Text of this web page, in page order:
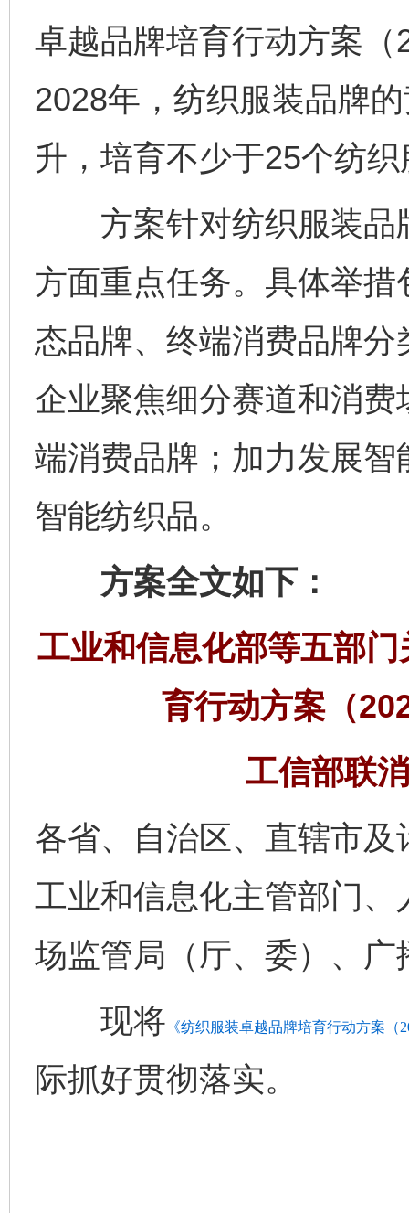
卓越品牌培育行动方案
2028年，纺织服装品牌
升，培育不少于25个纺
方案针对纺织服装品
方面重点任务。具体举
态品牌、终端消费品牌
企业聚焦细分赛道和消
端消费品牌；加力发展
智能纺织品。
方案全文如下：
工业和信息化部等五部
育行动方案（
工信部联
各省、自治区、直辖市
工业和信息化主管部门
场监管局（厅、委）、
现将 《纺织服装卓越品牌培育行动方案（
际抓好贯彻落实。